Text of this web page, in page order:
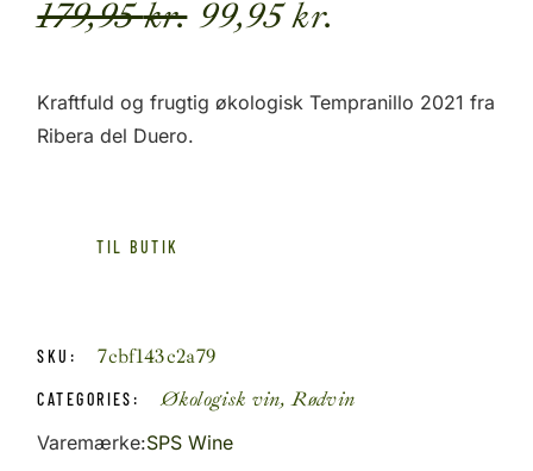
179,95kr.
Den
pris
var:
99,95kr.
Den
pris
er:
Kraftfuld og frugtig økologisk Tempranillo 2021 fra
Ribera del Duero.
TIL BUTIK
SKU: 7cbf143c2a79
CATEGORIES: Økologisk vin,Rødvin
Varemærke:SPS Wine